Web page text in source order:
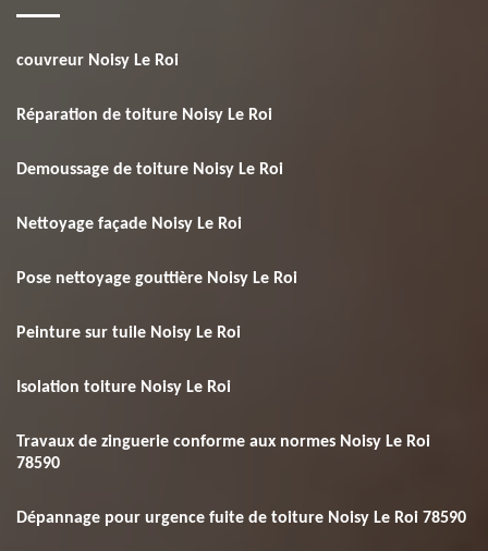
couvreur Noisy Le Roi
Réparation de toiture Noisy Le Roi
Demoussage de toiture Noisy Le Roi
Nettoyage façade Noisy Le Roi
Pose nettoyage gouttière Noisy Le Roi
Peinture sur tuile Noisy Le Roi
Isolation toiture Noisy Le Roi
Travaux de zinguerie conforme aux normes Noisy Le Roi
78590
Dépannage pour urgence fuite de toiture Noisy Le Roi 78590